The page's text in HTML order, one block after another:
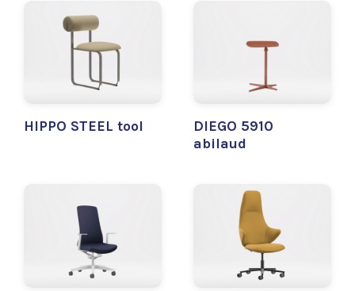
HIPPO STEEL tool
DIEGO 5910
abilaud